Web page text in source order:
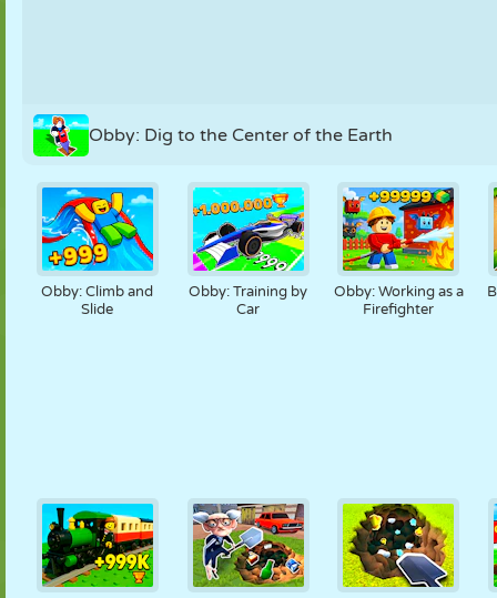
Obby: Dig to the Center of the Earth
Obby: Climb and
Slide
Obby: Training by
Car
Obby: Working as a
Firefighter